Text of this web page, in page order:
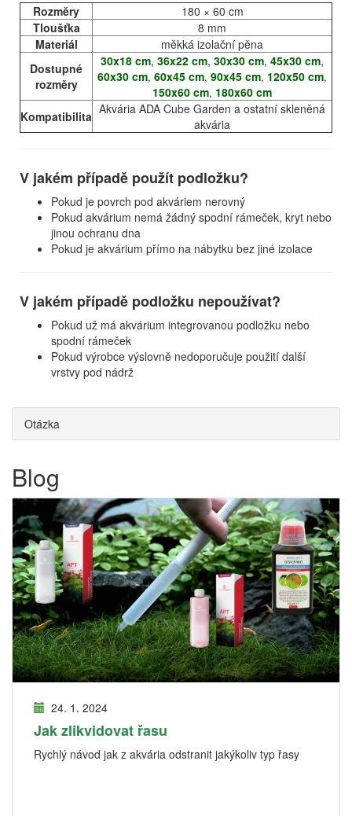
Rozměry
180 × 60 cm
Tloušťka
8 mm
Materiál
měkká izolační pěna
Dostupné
rozměry
30x18 cm, 36x22 cm, 30x30 cm, 45x30 cm,
60x30 cm, 60x45 cm, 90x45 cm, 120x50 cm,
150x60 cm, 180x60 cm
Kompatibilita Akvária ADA Cube Garden a ostatní skleněná
akvária
V jakém případě použít podložku?
Pokud je povrch pod akváriem nerovný
Pokud akvárium nemá žádný spodní rámeček, kryt nebo
jinou ochranu dna
Pokud je akvárium přímo na nábytku bez jiné izolace
V jakém případě podložku nepoužívat?
Pokud už má akvárium integrovanou podložku nebo
spodní rámeček
Pokud výrobce výslovně nedoporučuje použití další
vrstvy pod nádrž
Otázka
Blog
24. 1. 2024
Jak zlikvidovat řasu
Rychlý návod jak z akvária odstranit jakýkoliv typ řasy